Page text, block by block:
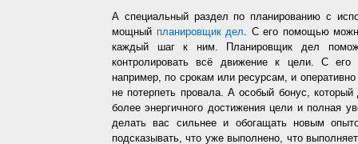
А специальный раздел по планированию с
мощный планировщик дел. С его помощью
каждый шаг к ним. Планировщик дел
контролировать всё движение к цели. С
например, по срокам или ресурсам, и
не потерпеть провала. А особый бонус,
более энергичного достижения цели и полная
делать вас сильнее и обогащать новым
подсказывать, что уже выполнено, что